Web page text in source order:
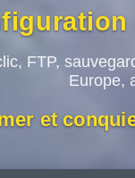
FTP,
Europe,
et